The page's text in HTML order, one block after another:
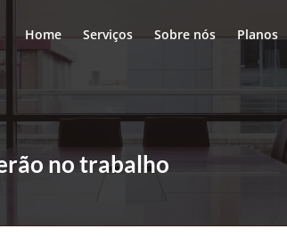
Home Serviços Sobre nós Planos
no trabalho